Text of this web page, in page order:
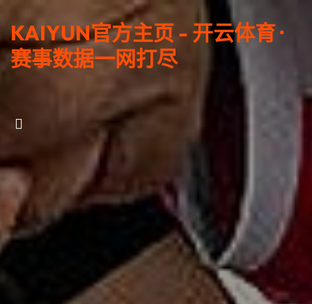
KAIYUN官方主页 - 开云体育 ·
赛事数据一网打尽